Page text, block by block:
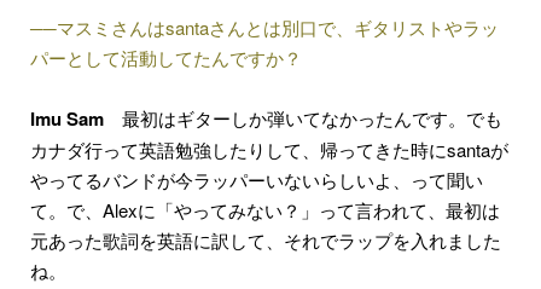
──マスミさんはsantaさんとは別口で、ギタリストやラッ
パーとして活動してたんですか？
Imu Sam
最初はギターしか弾いてなかったんです。でも
カナダ行って英語勉強したりして、帰ってきた時にsantaが
やってるバンドが今ラッパーいないらしいよ、って聞い
て。で、Alexに「やってみない？」って言われて、最初は
元あった歌詞を英語に訳して、それでラップを入れました
ね。